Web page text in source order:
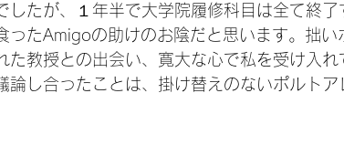
したが、１年半で大学院履修科目は全て終了
ったAmigoの助けのお陰だと思います。拙い
た教授との出会い、寛大な心で私を受け入
論し合ったことは、掛け替えのないポルトア